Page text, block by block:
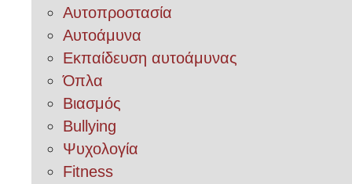
Αυτοπροστασία
Αυτοάμυνα
Εκπαίδευση αυτοάμυνας
Όπλα
Βιασμός
Bullying
Ψυχολογία
Fitness